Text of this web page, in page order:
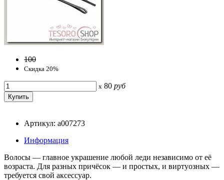
100
Скидка 20%
x 80 руб
Артикул: a007273
Информация
Волосы — главное украшение любой леди независимо от её
возраста. Для разных причёсок — и простых, и виртуозных —
требуется свой аксессуар.